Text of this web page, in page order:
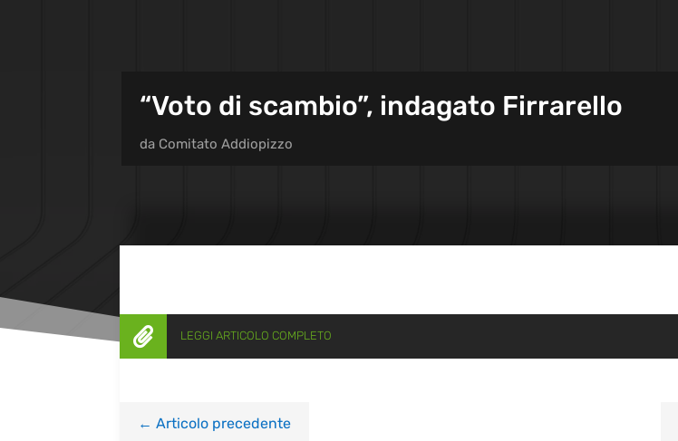
“Voto di scambio”, indagato Firrarello
da Comitato Addiopizzo
 LEGGI ARTICOLO COMPLETO
← Articolo precedente